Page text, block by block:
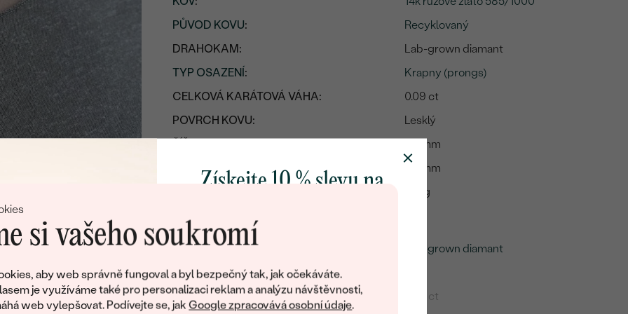
si vašeho soukromí
aby web správně fungoval a byl bezpečný tak, jak očekáváte.
je využíváme také pro personalizaci reklam a analýzu návštěvnosti,
web vylepšovat. Podívejte se, jakGoogle zpracovává osobní údaje.
PŮVOD KOVU:
Recyklovaný
DRAHOKAM:
Lab-grown diamant
TYP OSAZENÍ:
Krapny (prongs)
CELKOVÁ KARÁTOVÁ VÁHA:
0.09 ct
POVRCH KOVU:
Lesklý
5.6 mm
VÝŠKA:
9.6 mm
1.74 g
Detaily o osazeném drahokamu
DRUH:
Lab-grown diamant
POČET:
KARÁTOVÁ VÁHA:
0.09 ct
Získejte 10 % slevu na
poctivě vyráběných šperků Eppi.
Jako dárek na přivítání vám obratem
zašleme slevový kód na váš první